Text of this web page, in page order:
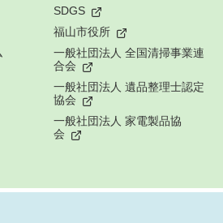
SDGS
福山市役所
一般社団法人 全国清掃事業連
合会
一般社団法人 遺品整理士認定
協会
一般社団法人 家電製品協
会